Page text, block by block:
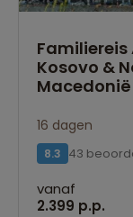
Familiereis
Kosovo &
Macedonië
16 dagen
8.3 43
vanaf
2.399 p.p.